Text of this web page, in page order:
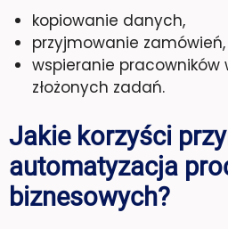
kopiowanie danych,
przyjmowanie zamówień,
wspieranie pracowników
złożonych zadań.
Jakie korzyści
automatyzacja
biznesowych?